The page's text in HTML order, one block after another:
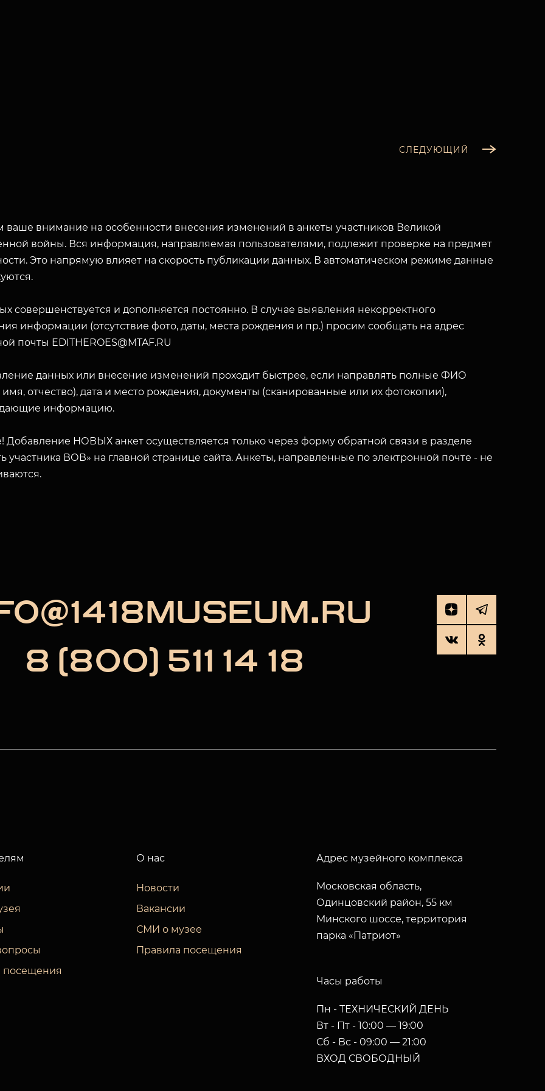
СЛЕДУЮЩИЙ
внимание на особенности внесения изменений в анкеты участников Великой
войны. Вся информация, направляемая пользователями, подлежит проверке на предмет
Это напрямую влияет на скорость публикации данных. В автоматическом режиме данные
совершенствуется и дополняется постоянно. В случае выявления некорректного
информации (отсутствие фото, даты, места рождения и пр.) просим сообщать на адрес
почты EDITHEROES@MTAF.RU
данных или внесение изменений проходит быстрее, если направлять полные ФИО
отчество), дата и место рождения, документы (сканированные или их фотокопии),
информацию.
Добавление НОВЫХ анкет осуществляется только через форму обратной связи в разделе
участника ВОВ» на главной странице сайта. Анкеты, направленные по электронной почте - не
8 (800) 511 14 18
посещения
О нас
Новости
Вакансии
СМИ о музее
Правила посещения
Адрес музейного комплекса
Московская область,
Одинцовский район, 55 км
Минского шоссе, территория
парка «Патриот»
Часы работы
Пн - ТЕХНИЧЕСКИЙ ДЕНЬ
Вт - Пт - 10:00 — 19:00
Сб - Вс - 09:00 — 21:00
ВХОД СВОБОДНЫЙ